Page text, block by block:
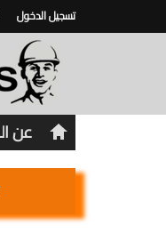
تسجيل الدخول
عن